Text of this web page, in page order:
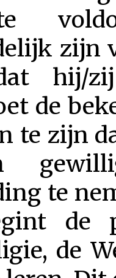
zijn
hij/
de
te zijn
te
de
de